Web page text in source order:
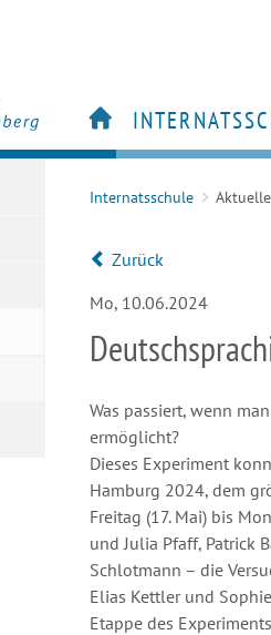
Virtueller
Aktuelles
Zertifikate
Internatsschule
Zurück
Mo, 10.06.2024
Was passiert, wenn
ermöglicht?
Dieses Experiment
Hamburg 2024, dem
Freitag (17. Mai) bis
und Julia Pfaff, Patrick
Schlotmann – die
Elias Kettler und
Etappe des